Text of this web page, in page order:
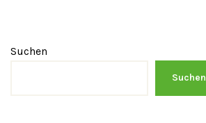
Suchen
Suchen